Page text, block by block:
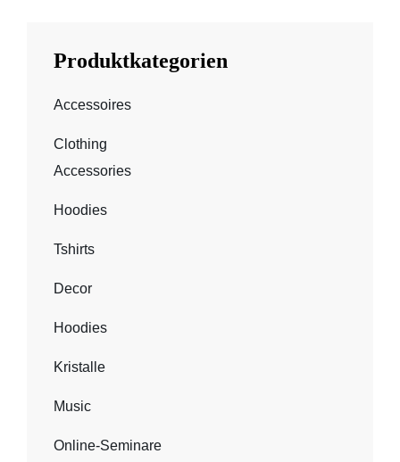
Produktkategorien
Accessoires
Clothing
Accessories
Hoodies
Tshirts
Decor
Hoodies
Kristalle
Music
Online-Seminare